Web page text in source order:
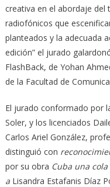
creativa en el abordaje
radiofónicos que
planteados y la adecuada
edición” el jurado
FlashBack, de Yohan
de la Facultad de
El jurado conformado por
Soler, y los licenciados
Carlos Ariel González,
distinguió con
por su obra Cuba una
a Lisandra Estafanis Díaz